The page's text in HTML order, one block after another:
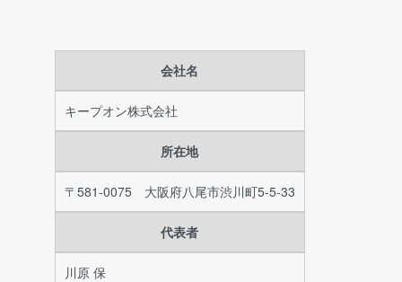
会社名
キープオン株式会社
所在地
〒581-0075 大阪府八尾市渋川町5-5-33
代表者
川原 保